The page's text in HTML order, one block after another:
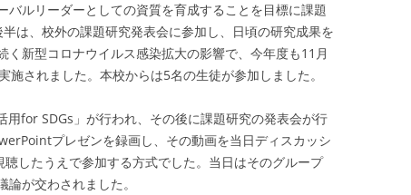
バルリーダーとしての資質を育成することを目標に課題
は、校外の課題研究発表会に参加し、日頃の研究成果を
新型コロナウイルス感染拡大の影響で、今年度も11月
されました。本校からは5名の生徒が参加しました。
用for SDGs」が行われ、その後に課題研究の発表会が行
プレゼンを録画し、その動画を当日ディスカッシ
したうえで参加する方式でした。当日はそのグループ
が交わされました。